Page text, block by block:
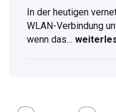
In der heutigen
WLAN-Verbindung
wenn das…
für